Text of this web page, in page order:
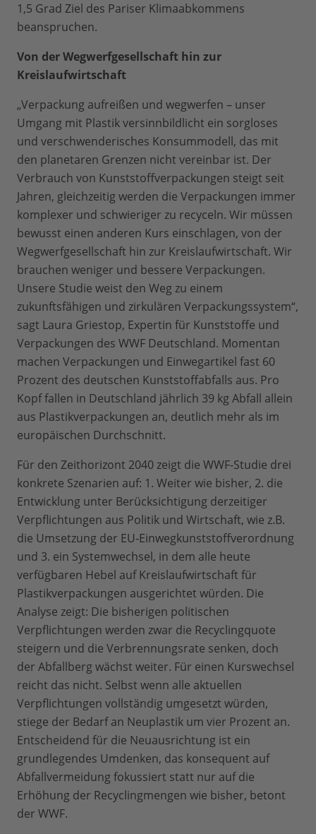
1,5 Grad Ziel des Pariser Klimaabkommens
beanspruchen.
Von der Wegwerfgesellschaft hin zur
Kreislaufwirtschaft
„Verpackung aufreißen und wegwerfen – unser
Umgang mit Plastik versinnbildlicht ein sorgloses
und verschwenderisches Konsummodell, das mit
den planetaren Grenzen nicht vereinbar ist. Der
Verbrauch von Kunststoffverpackungen steigt seit
Jahren, gleichzeitig werden die Verpackungen immer
komplexer und schwieriger zu recyceln. Wir müssen
bewusst einen anderen Kurs einschlagen, von der
Wegwerfgesellschaft hin zur Kreislaufwirtschaft. Wir
brauchen weniger und bessere Verpackungen.
Unsere Studie weist den Weg zu einem
zukunftsfähigen und zirkulären Verpackungssystem“,
sagt Laura Griestop, Expertin für Kunststoffe und
Verpackungen des WWF Deutschland. Momentan
machen Verpackungen und Einwegartikel fast 60
Prozent des deutschen Kunststoffabfalls aus. Pro
Kopf fallen in Deutschland jährlich 39 kg Abfall allein
aus Plastikverpackungen an, deutlich mehr als im
europäischen Durchschnitt.
Für den Zeithorizont 2040 zeigt die WWF-Studie drei
konkrete Szenarien auf: 1. Weiter wie bisher, 2. die
Entwicklung unter Berücksichtigung derzeitiger
Verpflichtungen aus Politik und Wirtschaft, wie z.B.
die Umsetzung der EU-Einwegkunststoffverordnung
und 3. ein Systemwechsel, in dem alle heute
verfügbaren Hebel auf Kreislaufwirtschaft für
Plastikverpackungen ausgerichtet würden. Die
Analyse zeigt: Die bisherigen politischen
Verpflichtungen werden zwar die Recyclingquote
steigern und die Verbrennungsrate senken, doch
der Abfallberg wächst weiter. Für einen Kurswechsel
reicht das nicht. Selbst wenn alle aktuellen
Verpflichtungen vollständig umgesetzt würden,
stiege der Bedarf an Neuplastik um vier Prozent an.
Entscheidend für die Neuausrichtung ist ein
grundlegendes Umdenken, das konsequent auf
Abfallvermeidung fokussiert statt nur auf die
Erhöhung der Recyclingmengen wie bisher, betont
der WWF.